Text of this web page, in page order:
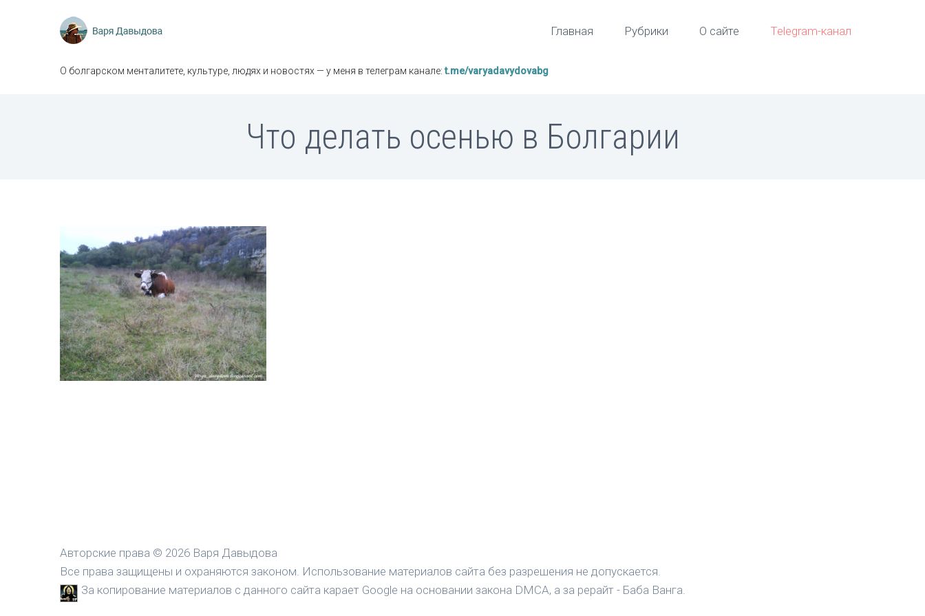
Главная Рубрики О сайте Telegram-канал
О болгарском менталитете, культуре, людях и новостях — у меня в телеграм канале:t.me/varyadavydovabg
Что делать осенью в Болгарии
Авторские права © 2026 Варя Давыдова
Все права защищены и охраняются законом. Использование материалов сайта без разрешения не допускается.
За копирование материалов с данного сайта карает Google на основании закона DMCA, а за рерайт - Баба Ванга.